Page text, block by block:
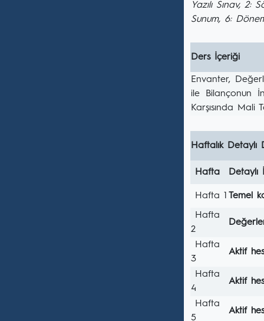
Yazılı Sınav, 2:
Sunum, 6:
Ders İçeriği
Envanter,
ile Bilançonun
Karşısında Mali
Haftalık Detaylı
Hafta Detaylı
Hafta 1 Temel
Hafta
2
Hafta
3
Aktif
Hafta
4
Aktif
Hafta
5
Aktif